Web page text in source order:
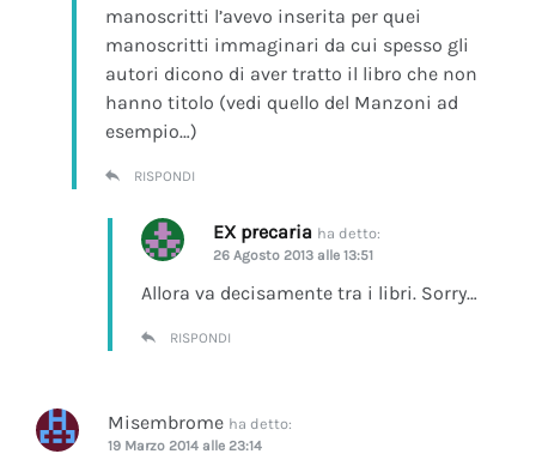
manoscritti l’avevo inserita per quei
manoscritti immaginari da cui spesso gli
autori dicono di aver tratto il libro che non
hanno titolo (vedi quello del Manzoni ad
esempio…)
RISPONDI
EX precaria ha detto:
26 Agosto 2013 alle 13:51
Allora va decisamente tra i libri. Sorry…
RISPONDI
Misembrome ha detto:
19 Marzo 2014 alle 23:14